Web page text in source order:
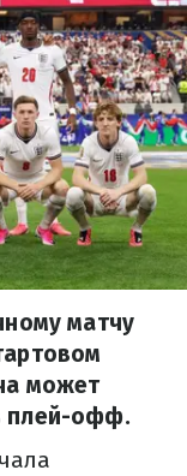
матчу
может
плей-офф.